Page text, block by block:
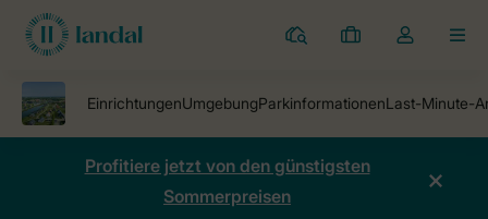
Ferienparks
Meine
Dropdown-
öffnen
Profitiere jetzt von den günstigsten
Sommerpreisen